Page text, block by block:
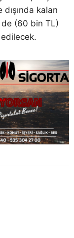
kalan
de (60 bin TL)